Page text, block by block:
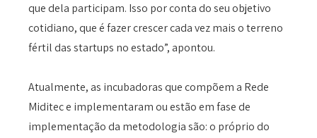
que dela participam. Isso por conta do seu objetivo
cotidiano, que é fazer crescer cada vez mais o terreno
fértil das startups no estado”, apontou.
Atualmente, as incubadoras que compõem a Rede
Miditec e implementaram ou estão em fase de
implementação da metodologia são: o próprio do